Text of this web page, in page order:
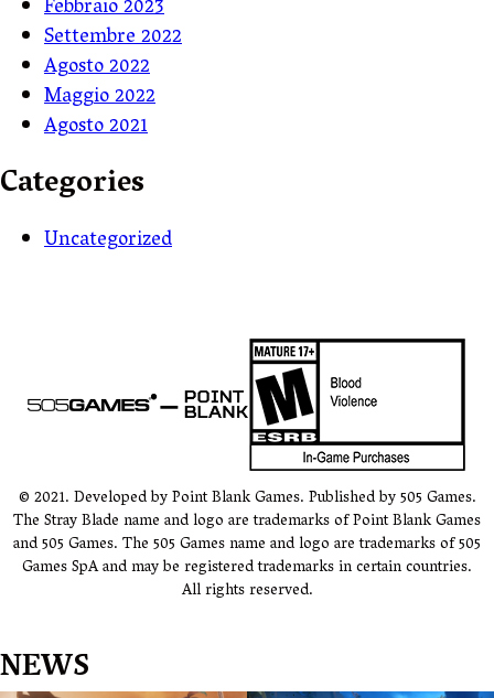
Febbraio 2023
Settembre 2022
Agosto 2022
Maggio 2022
Agosto 2021
Categories
Uncategorized
© 2021. Developed by Point Blank Games. Published by 505 Games.
The Stray Blade name and logo are trademarks of Point Blank Games
and 505 Games. The 505 Games name and logo are trademarks of 505
Games SpA and may be registered trademarks in certain countries.
All rights reserved.
NEWS